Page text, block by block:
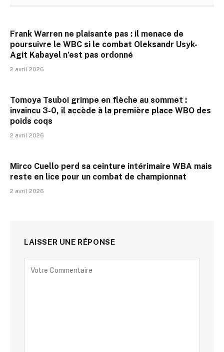
Frank Warren ne plaisante pas : il menace de
poursuivre le WBC si le combat Oleksandr Usyk-
Agit Kabayel n’est pas ordonné
2 avril 2026
Tomoya Tsuboi grimpe en flèche au sommet :
invaincu 3-0, il accède à la première place WBO des
poids coqs
2 avril 2026
Mirco Cuello perd sa ceinture intérimaire WBA mais
reste en lice pour un combat de championnat
2 avril 2026
LAISSER UNE RÉPONSE